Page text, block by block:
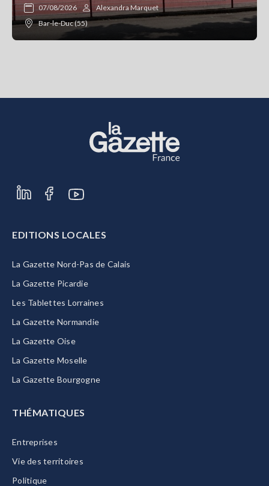
07/08/2026
Alexandra Marquet
Bar-le-Duc (55)
EDITIONS LOCALES
La Gazette Nord-Pas de Calais
La Gazette Picardie
Les Tablettes Lorraines
La Gazette Normandie
La Gazette Oise
La Gazette Moselle
La Gazette Bourgogne
THÉMATIQUES
Entreprises
Vie des territoires
Politique